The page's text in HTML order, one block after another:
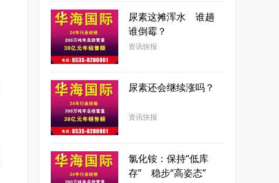
1
尿素这摊浑水 谁趟
谁倒霉？
资讯快报
1 尿素还会继续涨吗？
资讯快报
1
氯化铵：保持“低库
存” 稳步“高姿态”